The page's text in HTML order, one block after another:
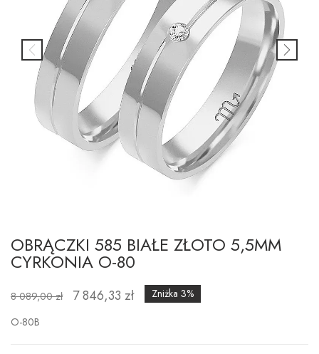
OBRĄCZKI 585 BIAŁE ZŁOTO 5,5MM
CYRKONIA O-80
8 089,00 zł 7 846,33 zł
Zniżka 3%
O-80B